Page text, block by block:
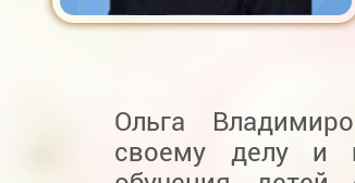
Ольга
своему делу и